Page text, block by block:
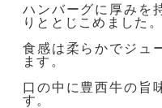
ハンバーグに厚みを
りととじこめました。
食感は柔らかでジュ
ます。
口の中に豊西牛の旨
す。